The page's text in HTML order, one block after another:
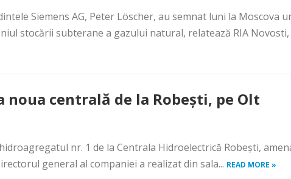
Siemens AG, Peter Löscher, au semnat luni la Moscova
stocării subterane a gazului natural, relatează RIA Novosti,
centrală de la Robeşti, pe Olt
nr. 1 de la Centrala Hidroelectrică Robeşti,
general al companiei a realizat din sala... READ MORE »